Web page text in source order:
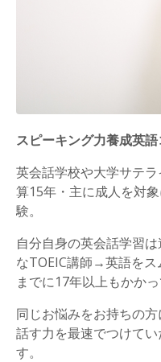
スピーキング力養成英
英会話学校や大学サテ
算15年・主に成人を対
験。
自分自身の英会話学習
なTOEIC講師→英語をス
までに17年以上もかかっ
同じお悩みをお持ちの方
話す力を最速でつけて
す。